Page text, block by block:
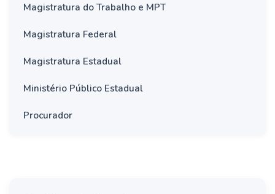
Magistratura do Trabalho e MPT
Magistratura Federal
Magistratura Estadual
Ministério Público Estadual
Procurador